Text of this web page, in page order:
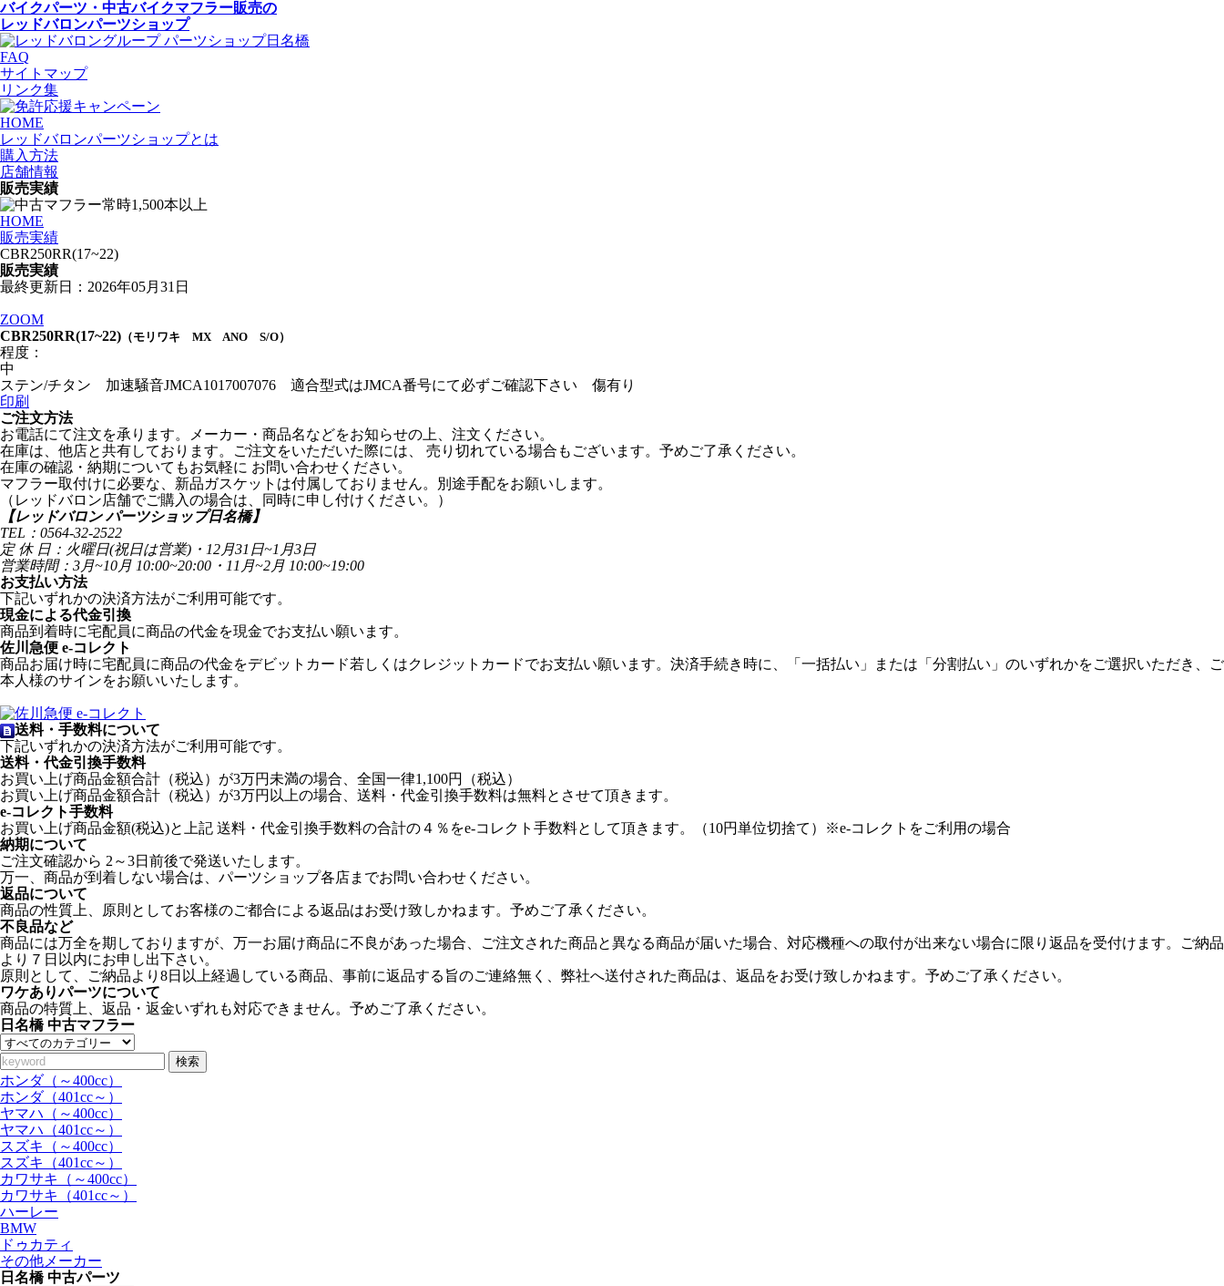
バイクパーツ・中古バイクマフラー販売の
レッドバロンパーツショップ
FAQ
サイトマップ
リンク集
HOME
レッドバロンパーツショップとは
購入方法
店舗情報
販売実績
HOME
販売実績
CBR250RR(17~22)
販売実績
最終更新日：2026年05月31日
ZOOM
CBR250RR(17~22) （モリワキ MX ANO S/O）
程度：
中
ステン/チタン 加速騒音JMCA1017007076 適合型式はJMCA番号にて必ずご確認下さい 傷有り
印刷
ご注文方法
お電話にて注文を承ります。メーカー・商品名などをお知らせの上、注文ください。
在庫は、他店と共有しております。ご注文をいただいた際には、 売り切れている場合もございます。予めご了承ください。
在庫の確認・納期についてもお気軽に お問い合わせください。
マフラー取付けに必要な、新品ガスケットは付属しておりません。別途手配をお願いします。
（レッドバロン店舗でご購入の場合は、同時に申し付けください。）
【レッドバロン パーツショップ日名橋】
TEL：0564-32-2522
定 休 日：火曜日(祝日は営業)・12月31日~1月3日
営業時間：3月~10月 10:00~20:00・11月~2月 10:00~19:00
お支払い方法
下記いずれかの決済方法がご利用可能です。
現金による代金引換
商品到着時に宅配員に商品の代金を現金でお支払い願います。
佐川急便 e-コレクト
商品お届け時に宅配員に商品の代金をデビットカード若しくはクレジットカードでお支払い願います。決済手続き時に、「一括払い」または「分割払い」のいずれかをご選択いただき、ご
本人様のサインをお願いいたします。
送料・手数料について
下記いずれかの決済方法がご利用可能です。
送料・代金引換手数料
お買い上げ商品金額合計（税込）が3万円未満の場合、全国一律1,100円（税込）
お買い上げ商品金額合計（税込）が3万円以上の場合、送料・代金引換手数料は無料とさせて頂きます。
e-コレクト手数料
お買い上げ商品金額(税込)と上記 送料・代金引換手数料の合計の４％をe-コレクト手数料として頂きます。（10円単位切捨て）※e-コレクトをご利用の場合
納期について
ご注文確認から 2～3日前後で発送いたします。
万一、商品が到着しない場合は、パーツショップ各店までお問い合わせください。
返品について
商品の性質上、原則としてお客様のご都合による返品はお受け致しかねます。予めご了承ください。
不良品など
商品には万全を期しておりますが、万一お届け商品に不良があった場合、ご注文された商品と異なる商品が届いた場合、対応機種への取付が出来ない場合に限り返品を受付けます。ご納品
より７日以内にお申し出下さい。
原則として、ご納品より8日以上経過している商品、事前に返品する旨のご連絡無く、弊社へ送付された商品は、返品をお受け致しかねます。予めご了承ください。
ワケありパーツについて
商品の特質上、返品・返金いずれも対応できません。予めご了承ください。
日名橋 中古マフラー
検索
ホンダ（～400cc）
ホンダ（401cc～）
ヤマハ（～400cc）
ヤマハ（401cc～）
スズキ（～400cc）
スズキ（401cc～）
カワサキ（～400cc）
カワサキ（401cc～）
ハーレー
BMW
ドゥカティ
その他メーカー
日名橋 中古パーツ